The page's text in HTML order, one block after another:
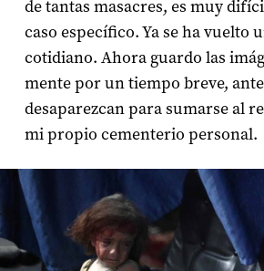
de tantas masacres, es muy
caso específico. Ya se ha vuelto
cotidiano. Ahora guardo las
mente por un tiempo breve,
desaparezcan para sumarse al
mi propio cementerio personal.